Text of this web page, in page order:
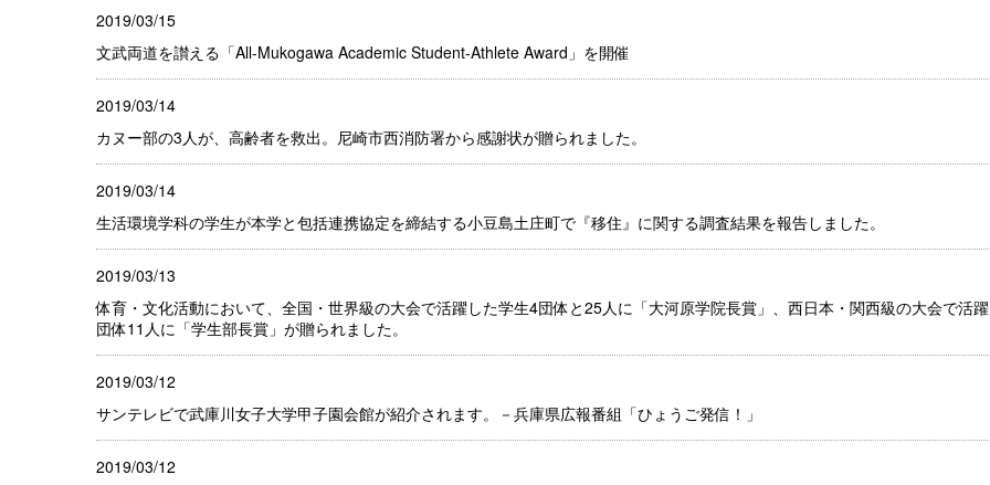
2019/03/15
文武両道を讃える「All-Mukogawa Academic Student-Athlete Award」を開催
2019/03/14
カヌー部の3人が、高齢者を救出。尼崎市西消防署から感謝状が贈られました。
2019/03/14
生活環境学科の学生が本学と包括連携協定を締結する小豆島土庄町で『移住』に関する調査結果を報告しました。
2019/03/13
体育・文化活動において、全国・世界級の大会で活躍した学生4団体と25人に「大河原学院長賞」、西日本・関西級の大会で活
団体11人に「学生部長賞」が贈られました。
2019/03/12
サンテレビで武庫川女子大学甲子園会館が紹介されます。－兵庫県広報番組「ひょうご発信！」
2019/03/12